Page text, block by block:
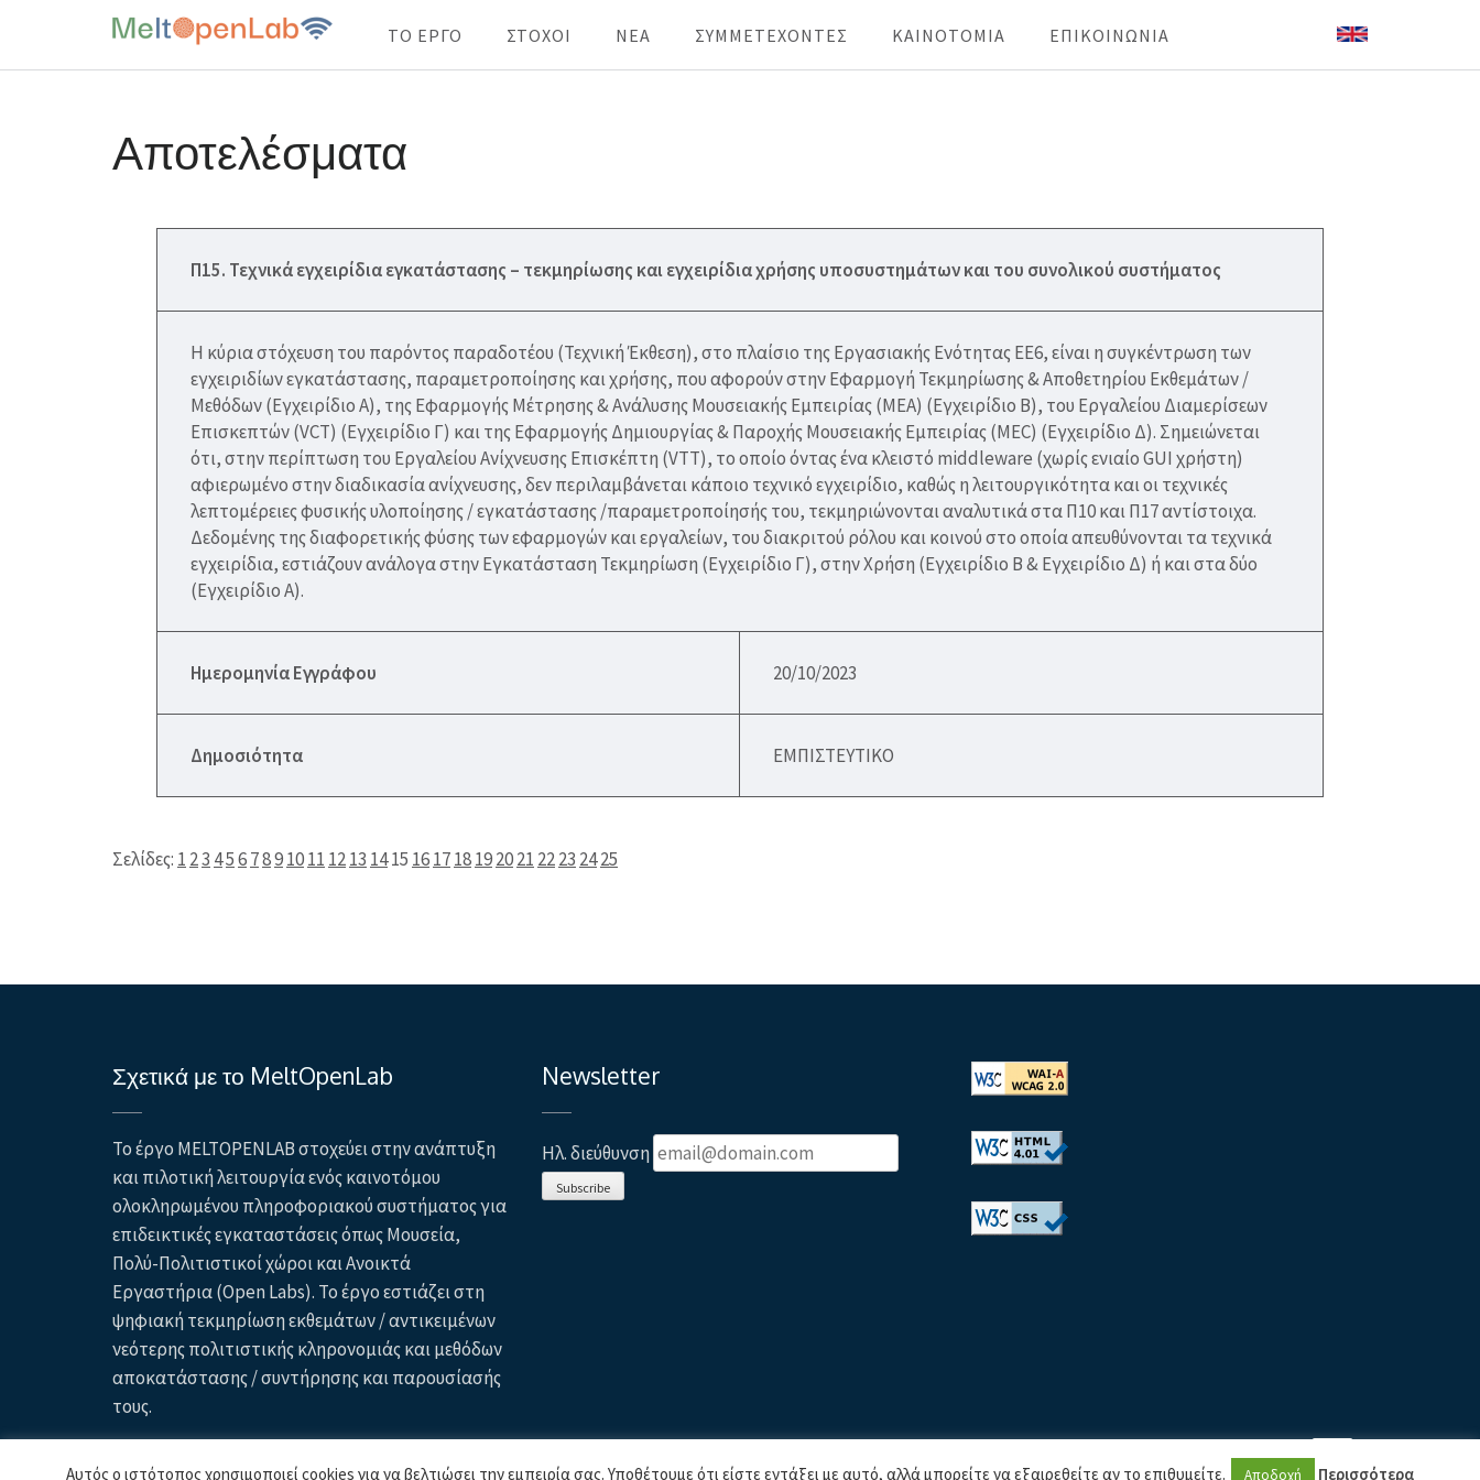
MeltOpenLab
ΤΟ ΕΡΓΟ ΣΤΟΧΟΙ ΝΕΑ ΣΥΜΜΕΤΕΧΟΝΤΕΣ KAINOTOMIA ΕΠΙΚΟΙΝΩΝΙΑ
Αποτελέσματα
Π15. Τεχνικά εγχειρίδια εγκατάστασης – τεκμηρίωσης και εγχειρίδια χρήσης υποσυστημάτων και του συνολικού συστήματος
Η κύρια στόχευση του παρόντος παραδοτέου (Τεχνική Έκθεση), στο πλαίσιο της Εργασιακής Ενότητας ΕΕ6, είναι η συγκέντρωση των
εγχειριδίων εγκατάστασης, παραμετροποίησης και χρήσης, που αφορούν στην Εφαρμογή Τεκμηρίωσης & Αποθετηρίου Εκθεμάτων /
Μεθόδων (Εγχειρίδιο Α), της Εφαρμογής Μέτρησης & Ανάλυσης Μουσειακής Εμπειρίας (ΜΕΑ) (Εγχειρίδιο Β), του Εργαλείου Διαμερίσεων
Επισκεπτών (VCT) (Εγχειρίδιο Γ) και της Εφαρμογής Δημιουργίας & Παροχής Μουσειακής Εμπειρίας (MEC) (Εγχειρίδιο Δ). Σημειώνεται
ότι, στην περίπτωση του Εργαλείου Ανίχνευσης Επισκέπτη (VTT), το οποίο όντας ένα κλειστό middleware (χωρίς ενιαίο GUI χρήστη)
αφιερωμένο στην διαδικασία ανίχνευσης, δεν περιλαμβάνεται κάποιο τεχνικό εγχειρίδιο, καθώς η λειτουργικότητα και οι τεχνικές
λεπτομέρειες φυσικής υλοποίησης / εγκατάστασης /παραμετροποίησής του, τεκμηριώνονται αναλυτικά στα Π10 και Π17 αντίστοιχα.
Δεδομένης της διαφορετικής φύσης των εφαρμογών και εργαλείων, του διακριτού ρόλου και κοινού στο οποία απευθύνονται τα τεχνικά
εγχειρίδια, εστιάζουν ανάλογα στην Εγκατάσταση Τεκμηρίωση (Εγχειρίδιο Γ), στην Χρήση (Εγχειρίδιο Β & Εγχειρίδιο Δ) ή και στα δύο
(Εγχειρίδιο Α).
Ημερομηνία Εγγράφου 20/10/2023
Δημοσιότητα ΕΜΠΙΣΤΕΥΤΙΚΟ
Σελίδες: 1 23 4567891011 1213 1415 161718192021 2223 2425
Σχετικά με το MeltOpenLab
Το έργο MELTOPENLAB στοχεύει στην ανάπτυξη
και πιλοτική λειτουργία ενός καινοτόμου
ολοκληρωμένου πληροφοριακού συστήματος για
επιδεικτικές εγκαταστάσεις όπως Μουσεία,
Πολύ-Πολιτιστικοί χώροι και Ανοικτά
Εργαστήρια (Open Labs). Το έργο εστιάζει στη
ψηφιακή τεκμηρίωση εκθεμάτων / αντικειμένων
νεότερης πολιτιστικής κληρονομιάς και μεθόδων
αποκατάστασης / συντήρησης και παρουσίασής
τους.
Newsletter
Ηλ. διεύθυνση
Subscribe
Αυτός ο ιστότοπος χρησιμοποιεί cookies για να βελτιώσει την εμπειρία σας. Υποθέτουμε ότι είστε εντάξει με αυτό, αλλά μπορείτε να εξαιρεθείτε αν το επιθυμείτε. Αποδοχή Περισσότερα